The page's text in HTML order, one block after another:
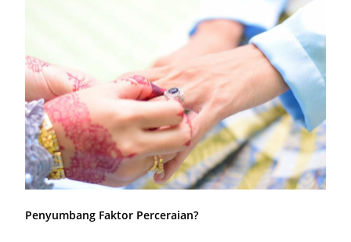
Penyumbang Faktor Perceraian?